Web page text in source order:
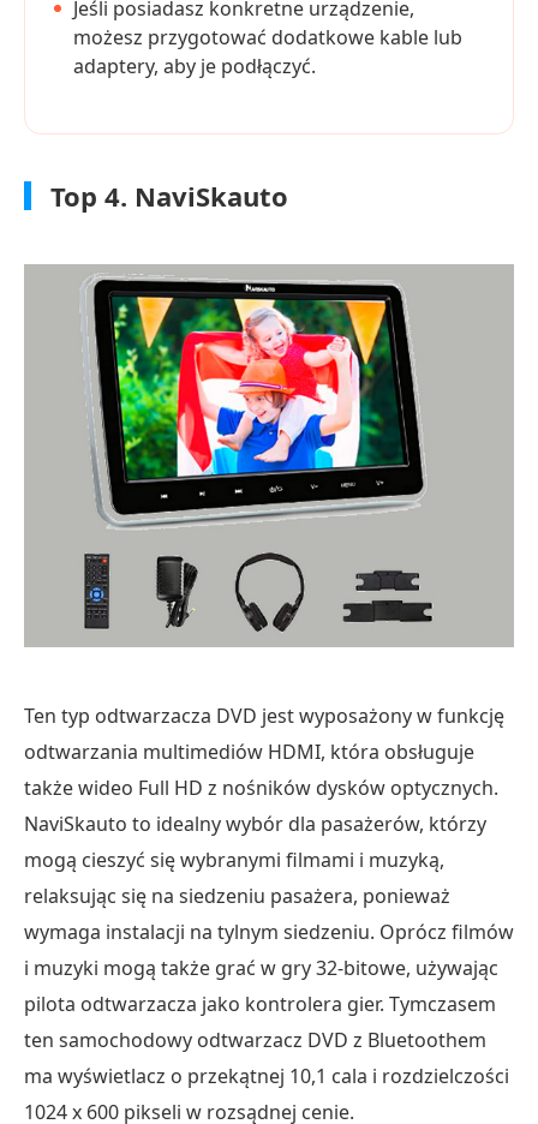
Jeśli posiadasz konkretne urządzenie,
możesz przygotować dodatkowe kable lub
adaptery, aby je podłączyć.
Top 4. NaviSkauto
Ten typ odtwarzacza DVD jest wyposażony w funkcję
odtwarzania multimediów HDMI, która obsługuje
także wideo Full HD z nośników dysków optycznych.
NaviSkauto to idealny wybór dla pasażerów, którzy
mogą cieszyć się wybranymi filmami i muzyką,
relaksując się na siedzeniu pasażera, ponieważ
wymaga instalacji na tylnym siedzeniu. Oprócz filmów
i muzyki mogą także grać w gry 32-bitowe, używając
pilota odtwarzacza jako kontrolera gier. Tymczasem
ten samochodowy odtwarzacz DVD z Bluetoothem
ma wyświetlacz o przekątnej 10,1 cala i rozdzielczości
1024 x 600 pikseli w rozsądnej cenie.